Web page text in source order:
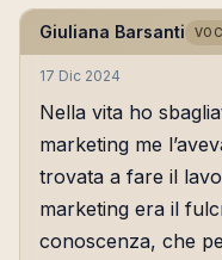
Giuliana Barsanti
17 Dic 2024
Nella vita ho
marketing me
trovata a fare il
marketing era il
conoscenza, che